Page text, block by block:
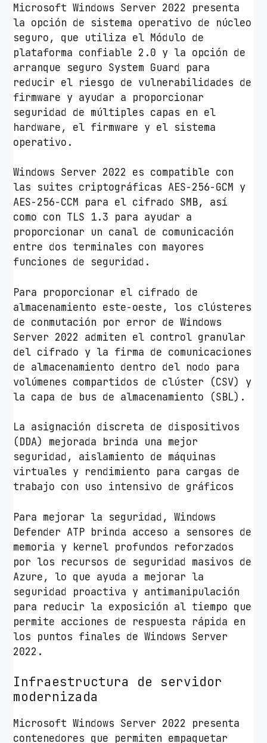
a
n
t
i
d
a
d
Microsoft Windows Server 2022 presenta
la opción de sistema operativo de núcleo
seguro, que utiliza el Módulo de
plataforma confiable 2.0 y la opción de
arranque seguro System Guard para
reducir el riesgo de vulnerabilidades de
firmware y ayudar a proporcionar
seguridad de múltiples capas en el
hardware, el firmware y el sistema
operativo.
Windows Server 2022 es compatible con
las suites criptográficas AES-256-GCM y
AES-256-CCM para el cifrado SMB, así
como con TLS 1.3 para ayudar a
proporcionar un canal de comunicación
entre dos terminales con mayores
funciones de seguridad.
Para proporcionar el cifrado de
almacenamiento este-oeste, los clústeres
de conmutación por error de Windows
Server 2022 admiten el control granular
del cifrado y la firma de comunicaciones
de almacenamiento dentro del nodo para
volúmenes compartidos de clúster (CSV) y
la capa de bus de almacenamiento (SBL).
La asignación discreta de dispositivos
(DDA) mejorada brinda una mejor
seguridad, aislamiento de máquinas
virtuales y rendimiento para cargas de
trabajo con uso intensivo de gráficos
Para mejorar la seguridad, Windows
Defender ATP brinda acceso a sensores de
memoria y kernel profundos reforzados
por los recursos de seguridad masivos de
Azure, lo que ayuda a mejorar la
seguridad proactiva y antimanipulación
para reducir la exposición al tiempo que
permite acciones de respuesta rápida en
los puntos finales de Windows Server
2022.
Infraestructura de servidor
modernizada
Microsoft Windows Server 2022 presenta
contenedores que permiten empaquetar